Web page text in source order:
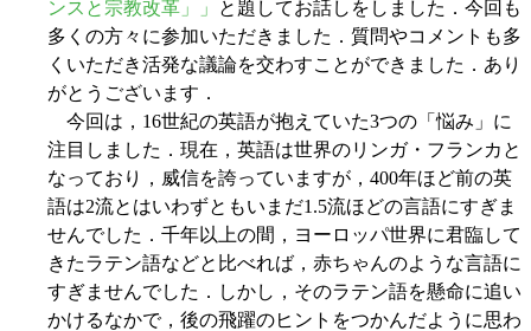
ンスと宗教改革」」
と題してお話しをしました．今回も
多くの方々に参加いただきました．質問やコメントも多
くいただき活発な議論を交わすことができました．あり
がとうございます．
今回は，16世紀の英語が抱えていた3つの「悩み」に
注目しました．現在，英語は世界のリンガ・フランカと
なっており，威信を誇っていますが，400年ほど前の英
語は2流とはいわずともいまだ1.5流ほどの言語にすぎま
せんでした．千年以上の間，ヨーロッパ世界に君臨して
きたラテン語などと比べれば，赤ちゃんのような言語に
すぎませんでした．しかし，そのラテン語を懸命に追い
かけるなかで，後の飛躍のヒントをつかんだように思わ